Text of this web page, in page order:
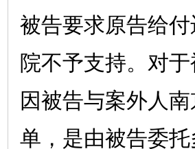
被告要求原告给
院不予支持。对
因被告与案外人
单，是由被告委